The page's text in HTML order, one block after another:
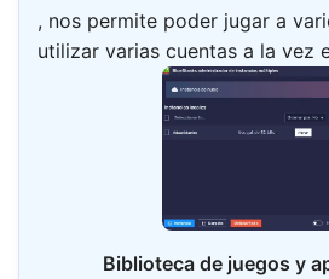
, nos permite poder jugar a
utilizar varias cuentas a la vez
Biblioteca de juegos y